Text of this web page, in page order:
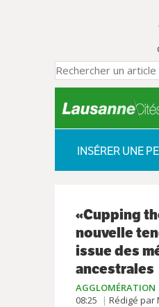
INSÉRER UNE
«Cupping
nouvelle
issue des
ancestrales
AGGLOMÉRATION
08:25
Rédigé par